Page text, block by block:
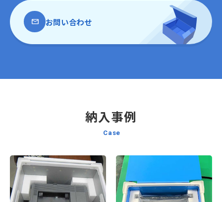
お問い合わせ
納入事例